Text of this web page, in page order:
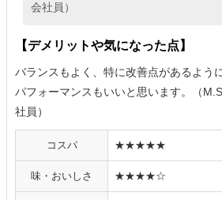
会社員）
【デメリットや気になった点】
バランスもよく、特に改善点があるよう
パフォーマンスもいいと思います。（
社員）
コスパ ★★★★★
味・おいしさ ★★★★☆